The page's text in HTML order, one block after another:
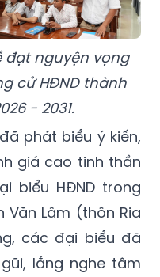
đạt nguyện vọng
cử HĐND thành
- 2031.
phát biểu ý kiến,
giá cao tinh thần
biểu HĐND trong
Văn Lâm (thôn Ria
các đại biểu đã
lắng nghe tâm